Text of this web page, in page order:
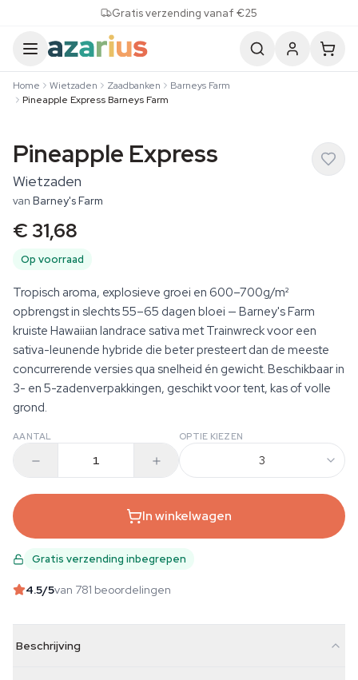
Gratis verzending vanaf €25
Home Wietzaden Zaadbanken
Barneys Farm
Pineapple Express Barneys Farm
Pineapple Express
Wietzaden
van Barney's Farm
€ 31,68
Op voorraad
Tropisch aroma, explosieve groei en 600–700g/m²
opbrengst in slechts 55–65 dagen bloei — Barney's Farm
kruiste Hawaiian landrace sativa met Trainwreck voor een
sativa-leunende hybride die beter presteert dan de meeste
concurrerende versies qua snelheid én gewicht. Beschikbaar in
3- en 5-zadenverpakkingen, geschikt voor tent, kas of volle
grond.
AANTAL OPTIE KIEZEN
3
In winkelwagen
Gratis verzending inbegrepen
4.5/5van 781 beoordelingen
Beschrijving